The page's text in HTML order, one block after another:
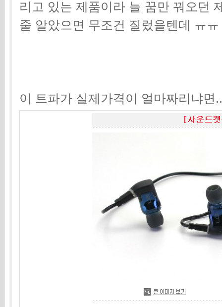
리고 있는 제품이라 늘 꿈만 꿔오던
줄 알았으면 무조건 질렀을텐데 ㅠㅠ
이 트파가 실제가격이 얼마짜리냐